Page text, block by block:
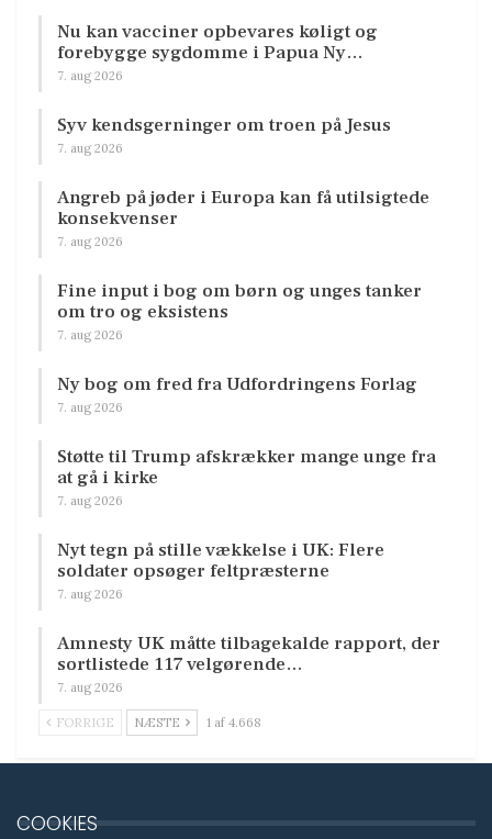
Nu kan vacciner opbevares køligt og
forebygge sygdomme i Papua Ny…
7. aug 2026
Syv kendsgerninger om troen på Jesus
7. aug 2026
Angreb på jøder i Europa kan få utilsigtede
konsekvenser
7. aug 2026
Fine input i bog om børn og unges tanker
om tro og eksistens
7. aug 2026
Ny bog om fred fra Udfordringens Forlag
7. aug 2026
Støtte til Trump afskrækker mange unge fra
at gå i kirke
7. aug 2026
Nyt tegn på stille vækkelse i UK: Flere
soldater opsøger feltpræsterne
7. aug 2026
Amnesty UK måtte tilbagekalde rapport, der
sortlistede 117 velgørende…
7. aug 2026
FORRIGE NÆSTE 1 af 4.668
COOKIES